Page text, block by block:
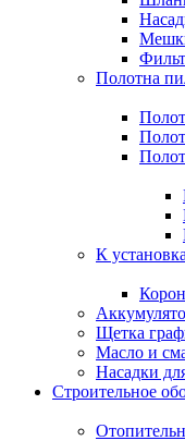
Полотна
К
Щетка
Масло и
Насадки
Строительное